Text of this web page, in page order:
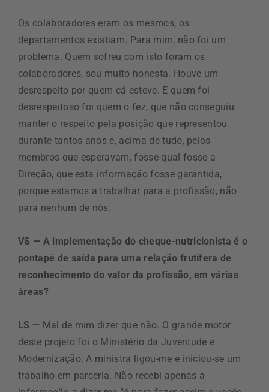
Os colaboradores eram os mesmos, os
departamentos existiam. Para mim, não foi um
problema. Quem sofreu com isto foram os
colaboradores, sou muito honesta. Houve um
desrespeito por quem cá esteve. E quem foi
desrespeitoso foi quem o fez, que não conseguiu
manter o respeito pela posição que representou
durante tantos anos e, acima de tudo, pelos
membros que esperavam, fosse qual fosse a
Direção, que esta informação fosse garantida,
porque estamos a trabalhar para a profissão, não
para nenhum de nós.
VS — A implementação do cheque-nutricionista é o
pontapé de saída para uma relação frutífera de
reconhecimento do valor da profissão, em várias
áreas?
LS — Mal de mim dizer que não. O grande motor
deste projeto foi o Ministério da Juventude e
Modernização. A ministra ligou-me e iniciou-se um
trabalho em parceria. Não recebi apenas a